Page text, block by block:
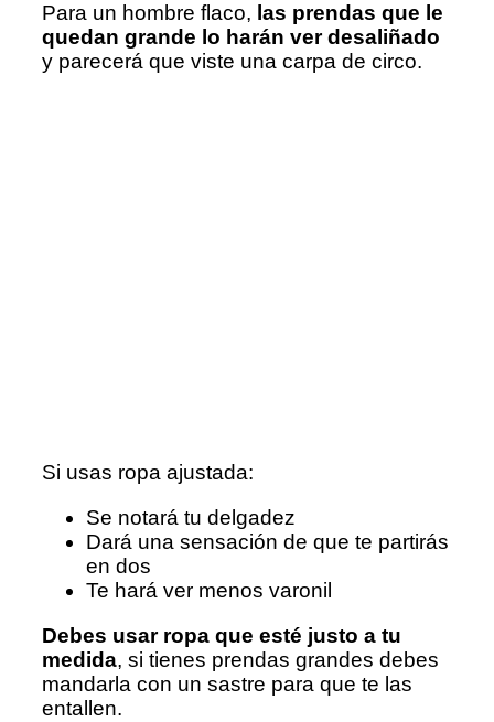
Para un hombre flaco, las prendas que le
quedan grande lo harán ver desaliñado
y parecerá que viste una carpa de circo.
Si usas ropa ajustada:
Se notará tu delgadez
Dará una sensación de que te partirás
en dos
Te hará ver menos varonil
Debes usar ropa que esté justo a tu
medida, si tienes prendas grandes debes
mandarla con un sastre para que te las
entallen.